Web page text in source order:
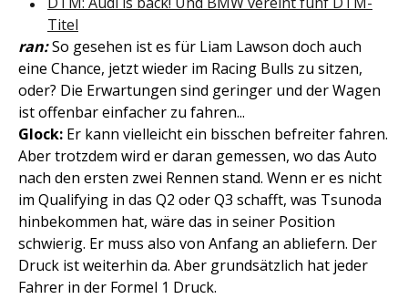
Titel
ran:So gesehen ist es für Liam Lawson doch auch
eine Chance, jetzt wieder im Racing Bulls zu sitzen,
oder? Die Erwartungen sind geringer und der Wagen
ist offenbar einfacher zu fahren...
Glock: Er kann vielleicht ein bisschen befreiter fahren.
Aber trotzdem wird er daran gemessen, wo das Auto
nach den ersten zwei Rennen stand. Wenn er es nicht
im Qualifying in das Q2 oder Q3 schafft, was Tsunoda
hinbekommen hat, wäre das in seiner Position
schwierig. Er muss also von Anfang an abliefern. Der
Druck ist weiterhin da. Aber grundsätzlich hat jeder
Fahrer in der Formel 1 Druck.